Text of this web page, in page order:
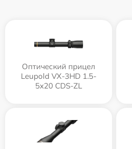
Оптический прицел
Leupold VX-3HD 1.5-
5x20 CDS-ZL